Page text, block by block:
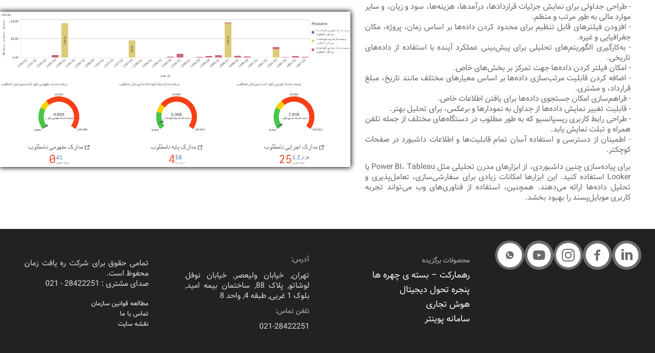
- طراحی جداولی برای نمایش جزئیات قراردادها، درآمدها، هزینه‌ها، سود و زیان، و سایر
موارد مالی به طور مرتب و منظم.
- افزودن فیلترهای قابل تنظیم برای محدود کردن داده‌ها بر اساس زمان، پروژه، مکان
جغرافیایی و غیره.
- به‌کارگیری الگوریتم‌های تحلیلی برای پیش‌بینی عملکرد آینده با استفاده از داده‌های
تاریخی.
- امکان فیلتر کردن داده‌ها جهت تمرکز بر بخش‌های خاص.
- اضافه کردن قابلیت مرتب‌سازی داده‌ها بر اساس معیارهای مختلف مانند تاریخ، مبلغ
قرارداد، و مشتری.
- فراهم‌سازی امکان جستجوی داده‌ها برای یافتن اطلاعات خاص.
- قابلیت تغییر نمایش داده‌ها از جداول به نمودارها و برعکس، برای تحلیل بهتر.
- طراحی رابط کاربری ریسپانسیو که به طور مطلوب در دستگاه‌های مختلف از جمله تلفن
همراه و تبلت نمایش یابد.
- اطمینان از دسترسی و استفاده آسان تمام قابلیت‌ها و اطلاعات داشبورد در صفحات
کوچکتر.
برای پیاده‌سازی چنین داشبوردی، از ابزارهای مدرن تحلیلی مثل Power BI، Tableau یا
Looker استفاده کنید. این ابزارها امکانات زیادی برای سفارشی‌سازی، تعامل‌پذیری و
تحلیل داده‌ها ارائه می‌دهند. همچنین، استفاده از فناوری‌های وب می‌تواند تجربه
کاربری موبایل‌پسند را بهبود بخشد.
محصولات برگزیده
رهمارکت – بسته ی چهره ها
پنجره تحول دیجیتال
هوش تجاری
سامانه پوینتر
آدرس:
تهران, خیابان ولیعصر, خیابان نوفل
لوشاتو, پلاک 88, ساختمان بیمه امید,
بلوک 1 غربی, طبقه 4, واحد 8
تلفن تماس:
021-28422251
تمامی حقوق برای شرکت ره یافت زمان
محفوظ است.
صدای مشتری : 28422251 - 021
مطالعه قوانین سازمان
تماس با ما
نقشه سایت